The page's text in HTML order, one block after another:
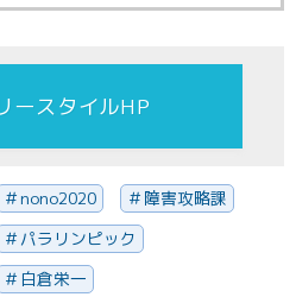
ースタイルHP
nono2020
障害攻略課
パラリンピック
白倉栄一